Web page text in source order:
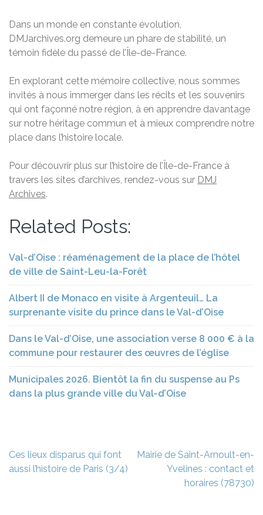
Dans un monde en constante évolution,
DMJarchives.org demeure un phare de stabilité, un
témoin fidèle du passé de l’Île-de-France.
En explorant cette mémoire collective, nous sommes
invités à nous immerger dans les récits et les souvenirs
qui ont façonné notre région, à en apprendre davantage
sur notre héritage commun et à mieux comprendre notre
place dans l’histoire locale.
Pour découvrir plus sur l’histoire de l’Île-de-France à
travers les sites d’archives, rendez-vous sur DMJ
Archives.
Related Posts:
Val-d’Oise : réaménagement de la place de l’hôtel
de ville de Saint-Leu-la-Forêt
Albert II de Monaco en visite à Argenteuil… La
surprenante visite du prince dans le Val-d’Oise
Dans le Val-d’Oise, une association verse 8 000 € à la
commune pour restaurer des œuvres de l’église
Municipales 2026. Bientôt la fin du suspense au Ps
dans la plus grande ville du Val-d’Oise
Navigation
de
Ces lieux disparus qui font
aussi l’histoire de Paris (3/4)
Mairie de Saint-Arnoult-en-
Yvelines : contact et
horaires (78730)